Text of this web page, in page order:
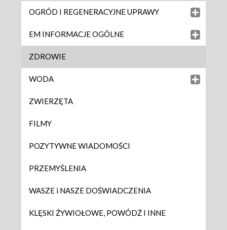
OGRÓD I REGENERACYJNE UPRAWY
EM INFORMACJE OGÓLNE
ZDROWIE
WODA
ZWIERZĘTA
FILMY
POZYTYWNE WIADOMOŚCI
PRZEMYŚLENIA
WASZE i NASZE DOŚWIADCZENIA
KLĘSKI ŻYWIOŁOWE, POWÓDŹ I INNE